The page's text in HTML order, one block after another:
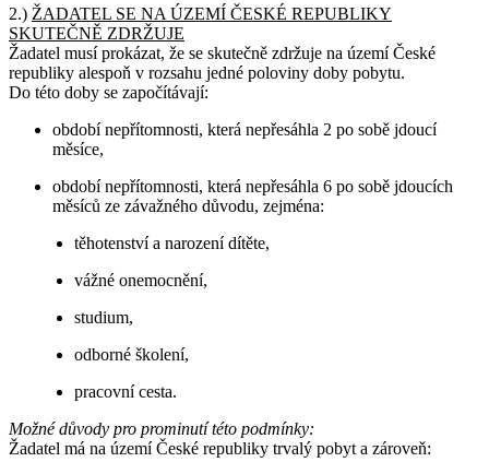
2.) ŽADATEL SE NA ÚZEMÍ ČESKÉ REPUBLIKY
SKUTEČNĚ ZDRŽUJE
Žadatel musí prokázat, že se skutečně zdržuje na území České
republiky alespoň v rozsahu jedné poloviny doby pobytu.
Do této doby se započítávají:
období nepřítomnosti, která nepřesáhla 2 po sobě jdoucí
měsíce,
období nepřítomnosti, která nepřesáhla 6 po sobě jdoucích
měsíců ze závažného důvodu, zejména:
těhotenství a narození dítěte,
vážné onemocnění,
studium,
odborné školení,
pracovní cesta.
Možné důvody pro prominutí této podmínky:
Žadatel má na území České republiky trvalý pobyt a zároveň: